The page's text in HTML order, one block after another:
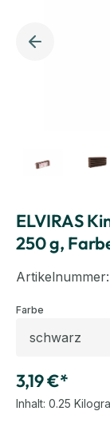
ELVIRAS
250 g,
Artikelnummer:
Farbe
3,19 €*
Inhalt: 0.25